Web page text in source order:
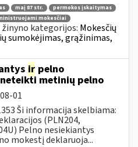
maį 87 str.
permokos įskaitymas
mokesčiai
žinyno kategorijos: Mokesčių
sumokėjimas, grąžinimas,
ir pelno
metinių pelno
01
Ši informacija skelbiama:
(PLN204,
Pelno nesiekiantys
mokestį deklaruoja...